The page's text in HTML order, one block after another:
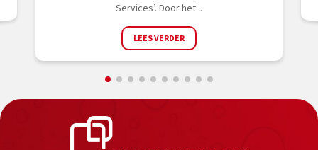
Services’. Door het...
LEES VERDER